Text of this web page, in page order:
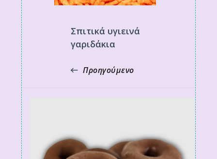
Σπιτικά υγιεινά
γαριδάκια
Προηγούμενο